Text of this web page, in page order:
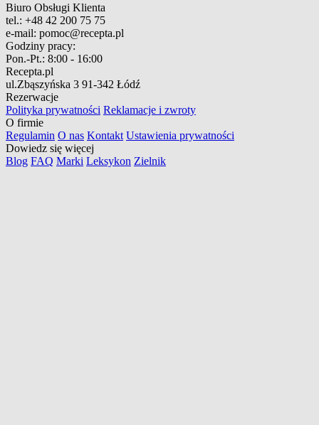
Biuro Obsługi Klienta
tel.: +48 42 200 75 75
e-mail: pomoc@recepta.pl
Godziny pracy:
Pon.-Pt.: 8:00 - 16:00
Recepta.pl
ul.Zbąszyńska 3 91-342 Łódź
Rezerwacje
Polityka prywatności Reklamacje i zwroty
O firmie
Regulamin O nas Kontakt Ustawienia prywatności
Dowiedz się więcej
Blog FAQ Marki Leksykon Zielnik